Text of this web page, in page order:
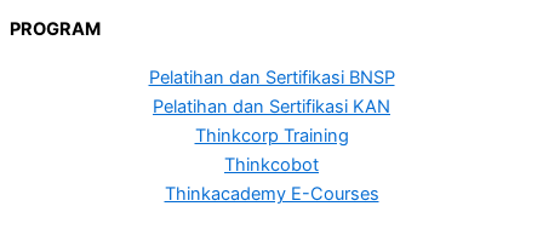
PROGRAM
Pelatihan dan Sertifikasi BNSP
Pelatihan dan Sertifikasi KAN
Thinkcorp Training
Thinkcobot
Thinkacademy E-Courses